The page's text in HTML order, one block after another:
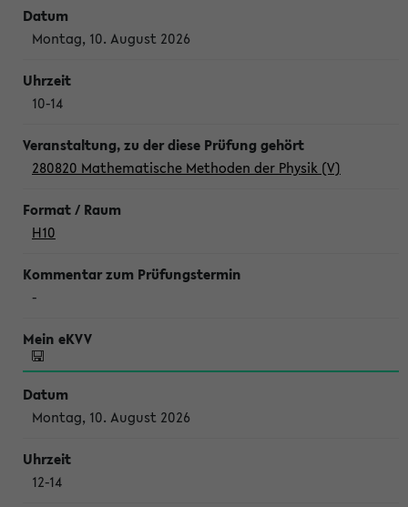
Montag, 10. August 2026
10-14
280820 Mathematische Methoden der Physik (V)
H10
-
Montag, 10. August 2026
12-14